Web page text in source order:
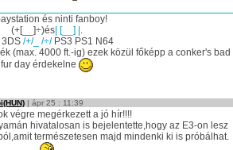
és ninti fanboy!
(+[__]÷)és | [__] | .
3DS /+/_ /÷/PS3 PS1 N64
(max. 4000 ft.-ig) ezek közül főképp a conker's bad
fur day érdekelne
| ápr 25 : 11:39
végre megérkezett a jó hír!!!!
hivatalosan is bejelentette,hogy az E3-on lesz
természetesen majd mindenki ki is próbálhat.